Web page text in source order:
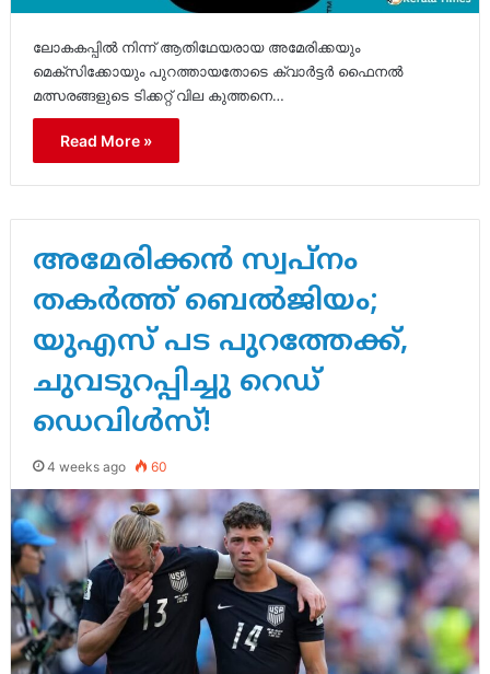
ലോകകപ്പിൽ നിന്ന് ആതിഥേയരായ അമേരിക്കയും
മെക്സിക്കോയും പുറത്തായതോടെ ക്വാർട്ടർ ഫൈനൽ
മത്സരങ്ങളുടെ ടിക്കറ്റ് വില കുത്തനെ…
Read More »
അമേരിക്കൻ സ്വപ്നം
തകർത്ത് ബെൽജിയം;
യുഎസ് പട പുറത്തേക്ക്,
ചുവടുറപ്പിച്ചു റെഡ്
ഡെവിൾസ്!
4 weeks ago 60